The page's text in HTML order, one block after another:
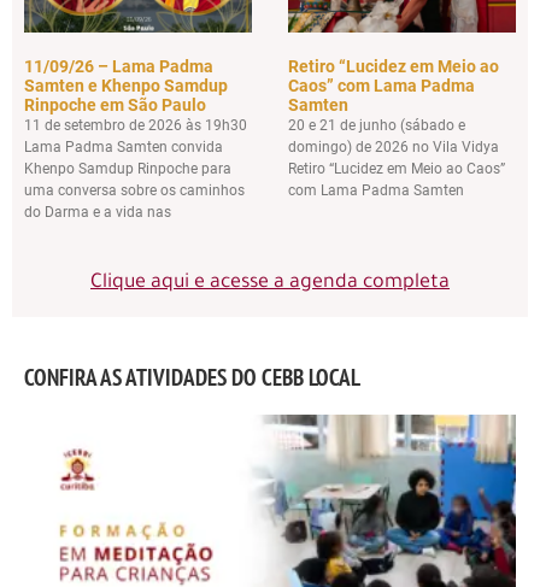
11/09/26 – Lama Padma
Samten e Khenpo Samdup
Rinpoche em São Paulo
11 de setembro de 2026 às 19h30
Lama Padma Samten convida
Khenpo Samdup Rinpoche para
uma conversa sobre os caminhos
do Darma e a vida nas
Retiro “Lucidez em Meio ao
Caos” com Lama Padma
Samten
20 e 21 de junho (sábado e
domingo) de 2026 no Vila Vidya
Retiro “Lucidez em Meio ao Caos”
com Lama Padma Samten
Clique aqui e acesse a agenda completa
CONFIRA AS ATIVIDADES DO CEBB LOCAL